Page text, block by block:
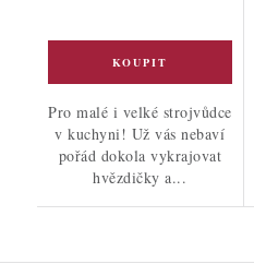
Pro malé i velké strojvůdce
v kuchyni! Už vás nebaví
pořád dokola vykrajovat
hvězdičky a...